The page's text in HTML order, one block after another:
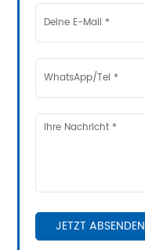
JETZT ABSENDEN